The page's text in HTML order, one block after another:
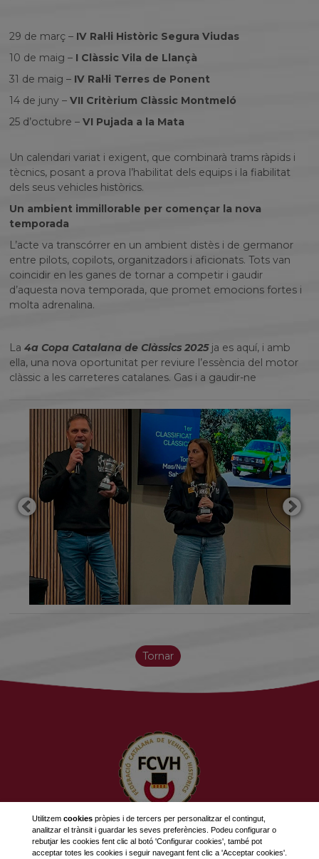
29 de març – IV Ral·li Històric Segura Viudas
10 de maig – I Clàssic Vila de Llançà
31 de maig – IV Ral·li Terres de Ponent
14 de juny –VII Critèrium Clàssic Montmeló
25 d’octubre –VI Pujada a la Mata
Un calendari variat i exigent, que combinarà trams ràpids i
tècnics, posant a prova l’habilitat dels equips i la fiabilitat
dels seus vehicles històrics.
Un ambient immillorable per començar la nova
temporada
L’acte va transcórrer en un ambient distès i de germanor
entre pilots, copilots, organitzadors i aficionats. Tots van
coincidir en les ganes de tornar a competir i gaudir
d’aquesta nova temporada, que promet emocions fortes i
molta adrenalina.
La4a Copa Catalana de Clàssics 2025ja es aquí, i amb
ella, una nova oportunitat per reviure l’essència del motor
clàssic a les carreteres catalanes. Gas i a gaudir-ne
Tornar
623 534 916
689 308 868
Utilitzem cookiespròpies i de tercers per personalitzar el contingut,
analitzar el trànsit i guardar les seves preferències. Podeu configurar o
rebutjar les cookies fent clic al botó 'Configurar cookies', també pot
acceptar totes les cookies i seguir navegant fent clic a 'Acceptar cookies'.